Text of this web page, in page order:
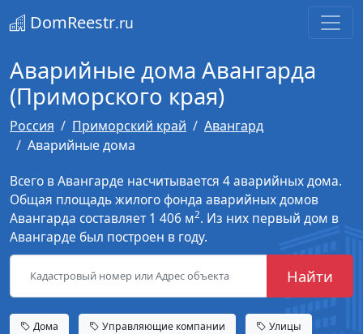
DomReestr.ru
Аварийные дома Авангарда
(Приморского края)
Россия Приморский край
Авангард
Аварийные дома
Всего в Авангарде насчитывается 4 аварийных дома.
Общая площадь жилого фонда аварийных домов
Авангарда составляет 1 406 м2. Из них первый дом в
Авангарде был построен в году.
Найти
Дома Управляющие компании Улицы